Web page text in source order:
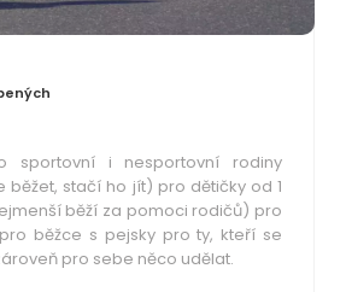
sportovní i nesportovní rodiny
běžet, stačí ho jít) pro dětičky od 1
běží za pomoci rodičů) pro
běžce s pejsky pro ty, kteří se
pro sebe něco udělat.